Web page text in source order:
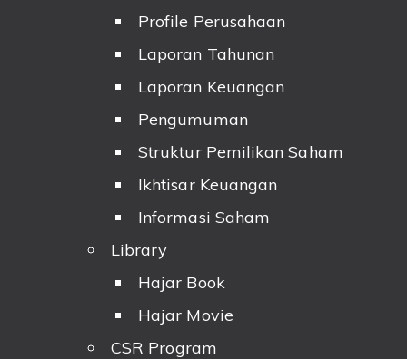
Profile Perusahaan
Laporan Tahunan
Laporan Keuangan
Pengumuman
Struktur Pemilikan Saham
Ikhtisar Keuangan
Informasi Saham
Library
Hajar Book
Hajar Movie
CSR Program